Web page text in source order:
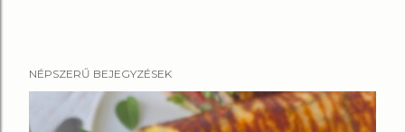
NÉPSZERŰ BEJEGYZÉSEK